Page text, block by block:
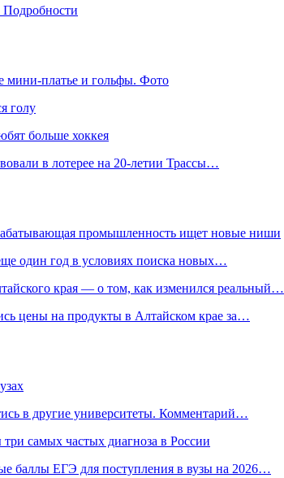
Подробности
мини-платье и гольфы. Фото
голу
больше хоккея
в лотерее на 20-летии Трассы…
промышленность ищет новые ниши
один год в условиях поиска новых…
края — о том, как изменился реальный…
цены на продукты в Алтайском крае за…
в другие университеты. Комментарий…
самых частых диагноза в России
баллы ЕГЭ для поступления в вузы на 2026…